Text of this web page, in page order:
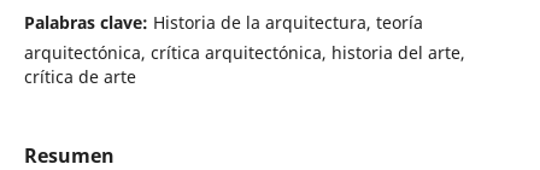
Palabras clave: Historia de la arquitectura, teoría
arquitectónica, crítica arquitectónica, historia del arte,
crítica de arte
Resumen